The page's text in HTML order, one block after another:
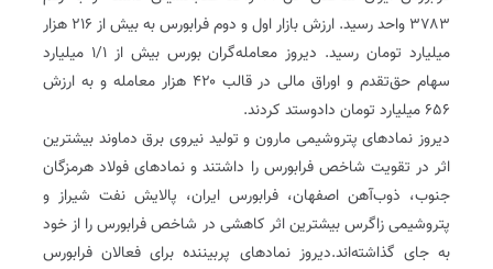
۳۷۸۳ واحد رسید. ارزش بازار اول و دوم فرابورس به بیش از ۲۱۶ هزار
میلیارد تومان رسید. دیروز معامله‌گران بورس بیش از ۱/۱ میلیارد
سهام حق‌تقدم و اوراق مالی در قالب ۴۲۰ هزار معامله و به ارزش
۶۵۶ میلیارد تومان داد‌و‌ستد کردند.
دیروز نمادهای پتروشیمی مارون و تولید نیروی برق دماوند بیشترین
اثر در تقویت شاخص فرابورس را داشتند و نمادهای فولاد هرمزگان
جنوب، ذوب‌آهن اصفهان، فرابورس ایران، پالایش نفت شیراز و
پتروشیمی زاگرس بیشترین اثر کاهشی در شاخص فرابورس را از خود
به جای گذاشته‌اند.دیروز نمادهای پربیننده برای فعالان فرابورس